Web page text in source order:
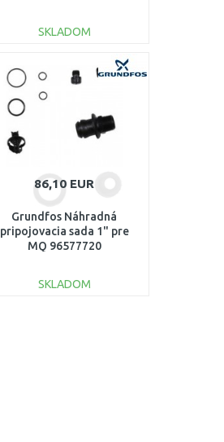
SKLADOM
DO KOŠÍKA
Porovnať
86,10 EUR
Grundfos Náhradná
pripojovacia sada 1" pre
MQ 96577720
SKLADOM